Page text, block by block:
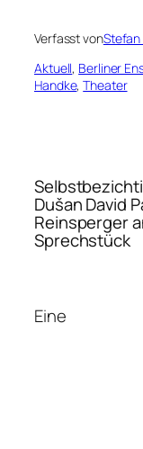
Verfasst von
Aktuell, Berliner
Handke, Theater
Dušan David
Reinsperger
Sprechstück
Eine